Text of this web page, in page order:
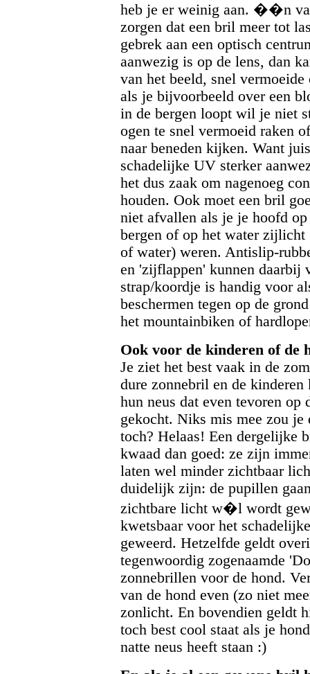
heb je er weinig aan. ��n
zorgen dat een bril meer tot
gebrek aan een optisch
aanwezig is op de lens, dan
van het beeld, snel
als je bijvoorbeeld over een
in de bergen loopt wil je niet
ogen te snel vermoeid raken
naar beneden kijken. Want
schadelijke UV sterker
het dus zaak om nagenoeg
houden. Ook moet een bril
niet afvallen als je je hoofd
bergen of op het water zijlicht
of water) weren. Antislip-
en 'zijflappen' kunnen daarbij
strap/koordje is handig voor
beschermen tegen op de
het mountainbiken of
Ook voor de kinderen of de
Je ziet het best vaak in de
dure zonnebril en de
hun neus dat even tevoren op
gekocht. Niks mis mee zou je
toch? Helaas! Een dergelijke
kwaad dan goed: ze zijn
laten wel minder zichtbaar
duidelijk zijn: de pupillen
zichtbare licht w�l wordt
kwetsbaar voor het
geweerd. Hetzelfde geldt
tegenwoordig zogenaamde
zonnebrillen voor de hond.
van de hond even (zo niet
zonlicht. En bovendien geldt
toch best cool staat als je
natte neus heeft staan :)